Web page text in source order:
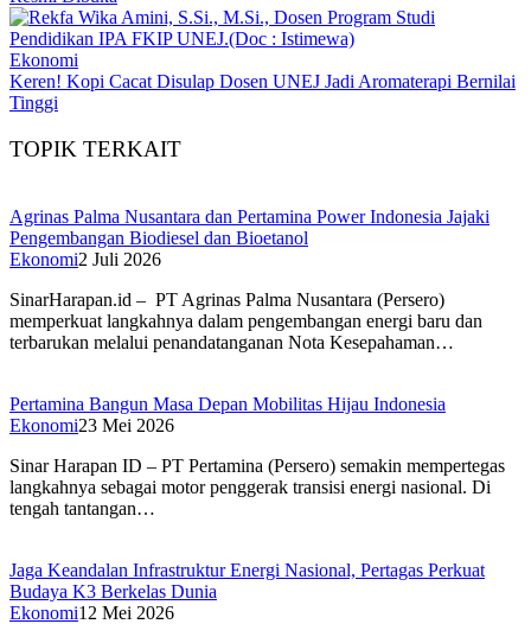
Ekonomi
Keren! Kopi Cacat Disulap Dosen UNEJ Jadi Aromaterapi Bernilai
Tinggi
TOPIK TERKAIT
Agrinas Palma Nusantara dan Pertamina Power Indonesia Jajaki
Pengembangan Biodiesel dan Bioetanol
Ekonomi2 Juli 2026
SinarHarapan.id – PT Agrinas Palma Nusantara (Persero)
memperkuat langkahnya dalam pengembangan energi baru dan
terbarukan melalui penandatanganan Nota Kesepahaman…
Pertamina Bangun Masa Depan Mobilitas Hijau Indonesia
Ekonomi23 Mei 2026
Sinar Harapan ID – PT Pertamina (Persero) semakin mempertegas
langkahnya sebagai motor penggerak transisi energi nasional. Di
tengah tantangan…
Jaga Keandalan Infrastruktur Energi Nasional, Pertagas Perkuat
Budaya K3 Berkelas Dunia
Ekonomi12 Mei 2026